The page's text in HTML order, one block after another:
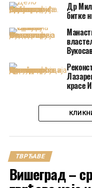
Др
битке
красе
ТВРЂАВЕ
Вишеград –